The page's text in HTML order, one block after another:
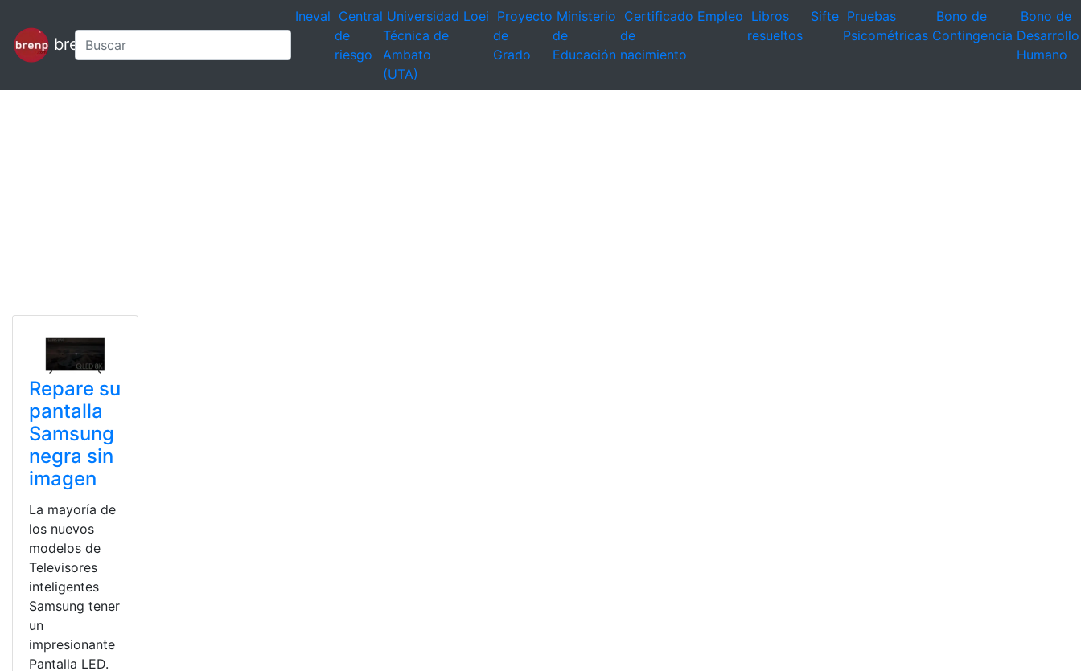
brenp
Ineval Central
de
riesgo
Universidad
Técnica de
Ambato
(UTA)
Loei Proyecto
de
Grado
Ministerio
de
Educación
Certificado
de
nacimiento
Empleo Libros
resueltos
Sifte Pruebas
Psicométricas
Bono de
Contingencia
Bono de
Desarrollo
Humano
Repare su
pantalla
Samsung
negra sin
imagen
La mayoría de
los nuevos
modelos de
Televisores
inteligentes
Samsung tener
un
impresionante
Pantalla LED.